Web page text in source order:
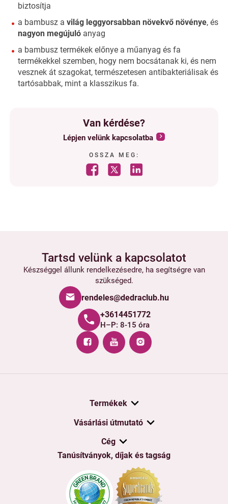
biztosítja
a bambusz a világ leggyorsabban növekvő növénye, és
nagyon megújuló anyag
a bambusz termékek előnye a műanyag és fa
termékekkel szemben, hogy nem bocsátanak ki, és nem
vesznek át szagokat, természetesen antibakteriálisak és
tartósabbak, mint a klasszikus fa.
Van kérdése?
Lépjen velünk kapcsolatba
OSSZA MEG:
Tartsd velünk a kapcsolatot
Készséggel állunk rendelkezésedre, ha segítségre van
szükséged.
rendeles@dedraclub.hu
+3614451772
H–P: 8-15 óra
Termékek
Vásárlási útmutató
Cég
Tanúsítványok, díjak és tagság